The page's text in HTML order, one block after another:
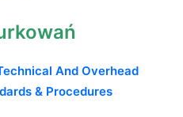
And Overhead
& Procedures